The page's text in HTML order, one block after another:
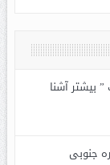
بیشتر آشنا
جنوبی